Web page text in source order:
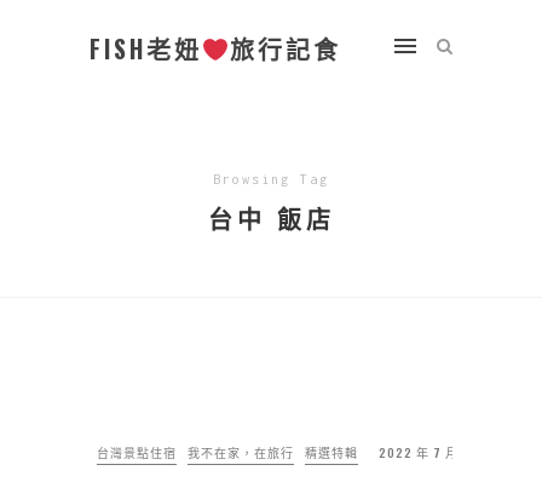
FISH老妞 旅行記食
Browsing Tag
台中 飯店
台灣景點住宿 我不在家，在旅行 精選特輯 2022 年 7 月